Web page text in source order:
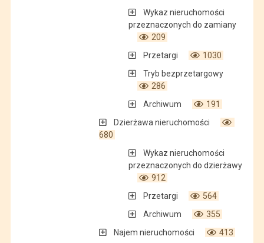
Wykaz nieruchomości
przeznaczonych do zamiany
209
Przetargi
1030
Tryb bezprzetargowy
286
Archiwum
191
Dzierżawa nieruchomości
680
Wykaz nieruchomości
przeznaczonych do dzierżawy
912
Przetargi
564
Archiwum
355
Najem nieruchomości
413